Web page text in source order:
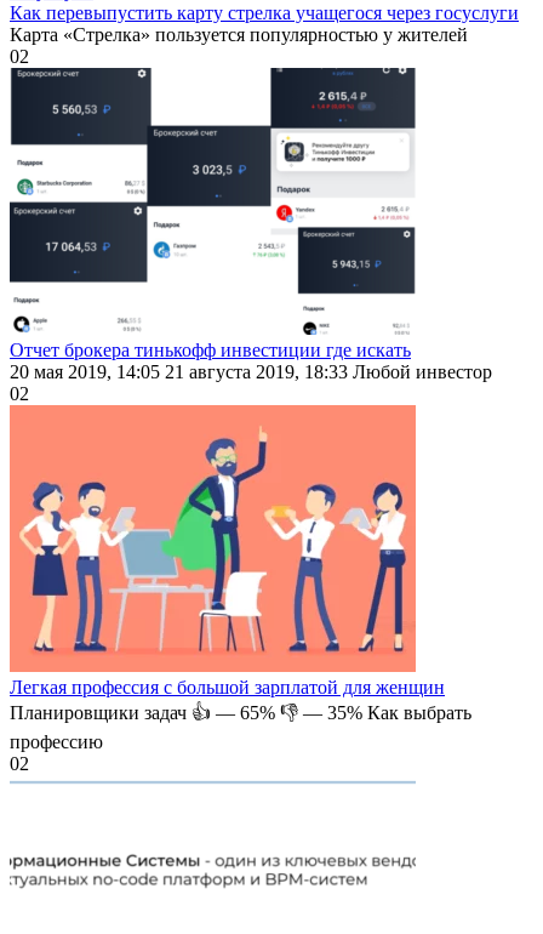
Как перевыпустить карту стрелка учащегося через госуслуги
Карта «Стрелка» пользуется популярностью у жителей
02
Отчет брокера тинькофф инвестиции где искать
20 мая 2019, 14:05 21 августа 2019, 18:33 Любой инвестор
02
Легкая профессия с большой зарплатой для женщин
Планировщики задач 👍 — 65% 👎 — 35% Как выбрать
профессию
02